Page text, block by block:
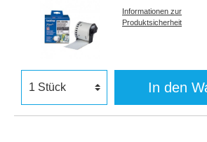
Informationen zur
Produktsicherheit
In den